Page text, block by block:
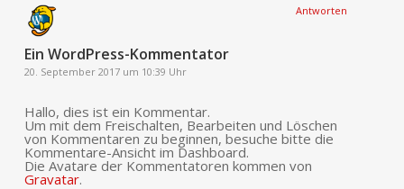
Ein WordPress-Kommentator
20. September 2017 um 10:39 Uhr
Hallo, dies ist ein Kommentar.
Um mit dem Freischalten, Bearbeiten und Löschen
von Kommentaren zu beginnen, besuche bitte die
Kommentare-Ansicht im Dashboard.
Die Avatare der Kommentatoren kommen von
Gravatar.
Antworten